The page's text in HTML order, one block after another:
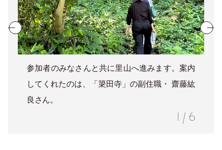
参加者のみなさんと共に里山へ進みます。案内
してくれたのは、「簗田寺」の副住職・ 齋藤紘
良さん。
1 / 6